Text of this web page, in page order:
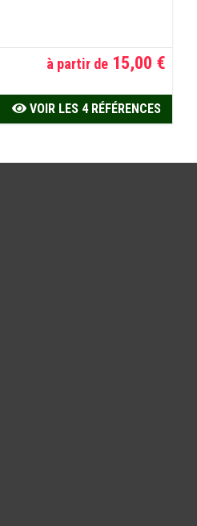
à partir de 15,00 €
VOIR LES 4 RÉFÉRENCES